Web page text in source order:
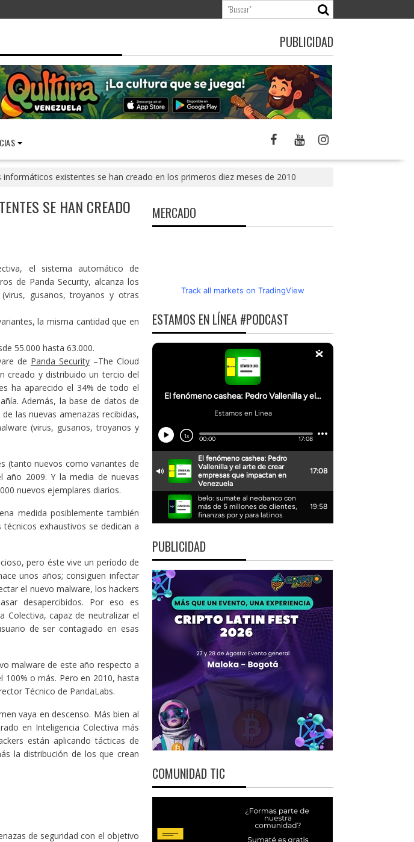
PUBLICIDAD
existentes se han creado en los primeros diez meses de 2010
SE HAN CREADO
el sistema automático de
de Panda Security, alcanza los
gusanos, troyanos y otras
la misma cantidad que en
55.000 hasta 63.000.
de Panda Security–The Cloud
creado y distribuido un tercio del
ha aparecido el 34% de todo el
Además, la base de datos de
las nuevas amenazas recibidas,
(virus, gusanos, troyanos y
(tanto nuevos como variantes de
2009. Y la media de nuevas
nuevos ejemplares diarios.
medida posiblemente también
exhaustivos se dedican a
pero éste vive un período de
unos años; consiguen infectar
el nuevo malware, los hackers
desapercibidos. Por eso es
Colectiva, capaz de neutralizar el
de ser contagiado en esas
malware de este año respecto a
100% o más. Pero en 2010, hasta
Técnico de PandaLabs.
vaya en descenso. Más bien al
en Inteligencia Colectiva más
están aplicando tácticas de
la distribución de los que crean
de seguridad con el objetivo
MERCADO
Track all markets on TradingView
ESTAMOS EN LÍNEA #PODCAST
PUBLICIDAD
COMUNIDAD TIC